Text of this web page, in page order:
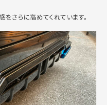
さらに高めてくれています。